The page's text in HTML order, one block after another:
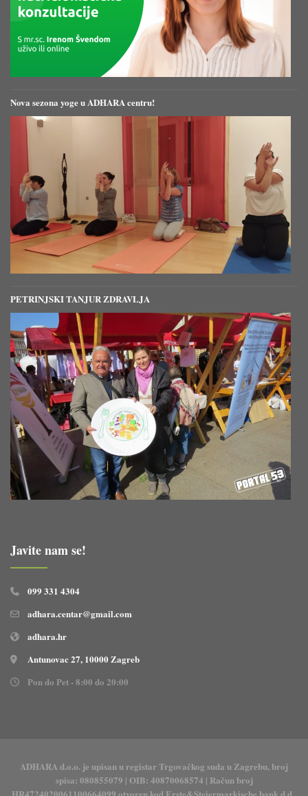
Nova sezona yoge u ADHARA centru!
PETRINJSKI TANJUR ZDRAVLJA
Javite nam se!
099 331 4304
adhara.centar@gmail.com
adhara.hr
Antunovac 27, 10000 Zagreb
Pon do Pet - 8:00 do 20:00
ADHARA d.o.o. je upisan u registar Trgovačkog suda u Zagrebu, broj
spisa: 080855079 | OIB: 40870068574 | Račun broj